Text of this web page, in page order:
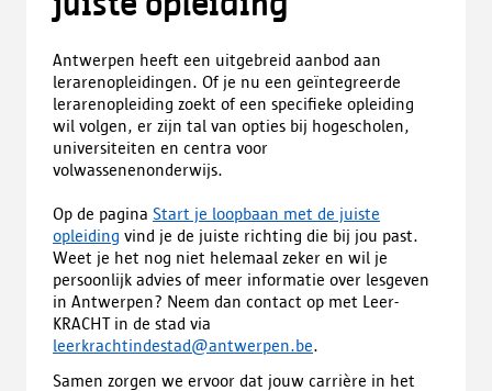
Antwerpen heeft een uitgebreid aanbod aan
lerarenopleidingen. Of je nu een geïntegreerde
lerarenopleiding zoekt of een specifieke opleiding
wil volgen, er zijn tal van opties bij hogescholen,
universiteiten en centra voor
volwassenenonderwijs.
Op de pagina Start je loopbaan met de juiste
opleiding vind je de juiste richting die bij jou past.
Weet je het nog niet helemaal zeker en wil je
persoonlijk advies of meer informatie over lesgeven
in Antwerpen? Neem dan contact op met Leer-
KRACHT in de stad via
leerkrachtindestad@antwerpen.be.
Samen zorgen we ervoor dat jouw carrière in het